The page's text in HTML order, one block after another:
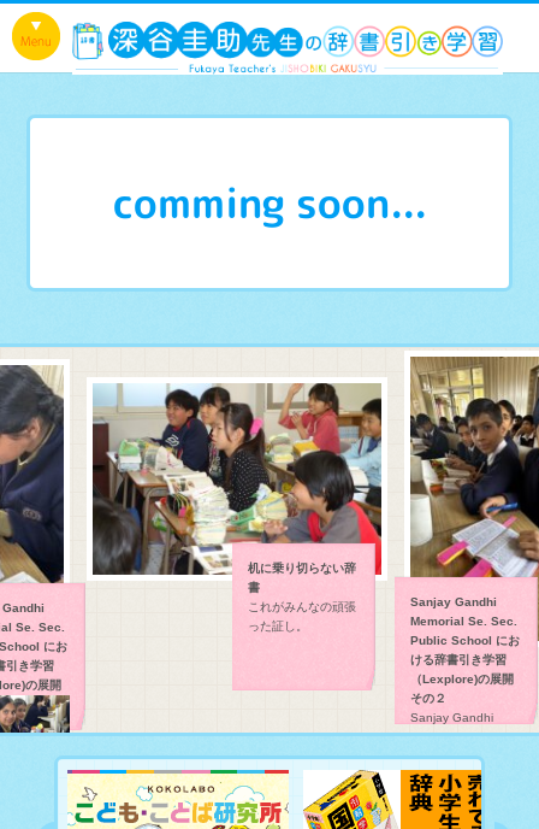
comming soon...
Se. Sec.
にお
き学習
の展開
机に乗り切らない辞
書
これがみんなの頑張
った証し。
Sanjay Gandhi
Memorial Se. Sec.
Public School にお
ける辞書引き学習
（Lexplore)の展開
その２
Sanjay Gandhi
Memorial Se. Sec.
Public School にお
ける辞書引き学習
（Lexplore)の展開で
す。